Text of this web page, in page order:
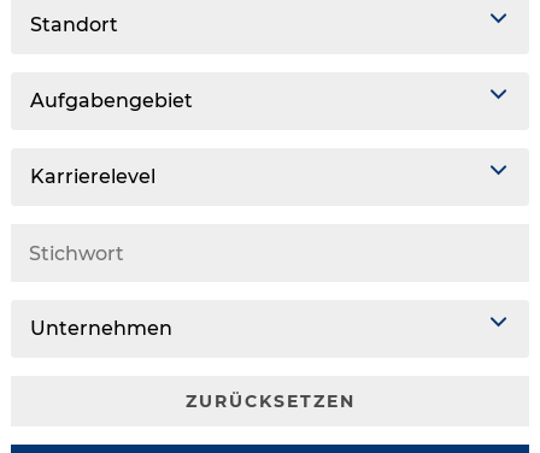
Standort
Aufgabengebiet
Karrierelevel
Unternehmen
ZURÜCKSETZEN